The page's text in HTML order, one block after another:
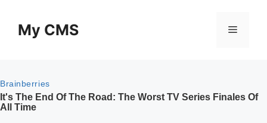
contentMy CMS Menu